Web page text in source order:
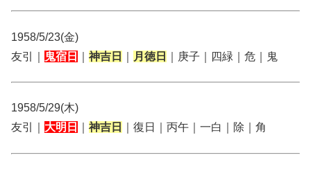
1958/5/23(金)
友引｜
鬼宿日 神吉日 月徳日 ｜庚子｜四緑｜危｜鬼
1958/5/29(木)
友引｜ 大明日 神吉日 ｜復日｜丙午｜一白｜除｜角